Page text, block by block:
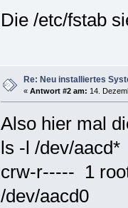
Die /etc/fstab
Re: Neu installiertes
« Antwort #2 am: 14.
Also hier mal
ls -l /dev/aacd*
crw-r----- 1
/dev/aacd0